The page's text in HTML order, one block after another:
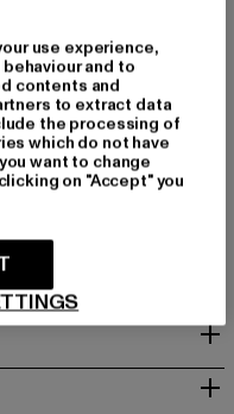
Polyacryl, 100%
use experience,
and to
contents and
to extract data
the processing of
which do not have
want to change
on "Accept" you